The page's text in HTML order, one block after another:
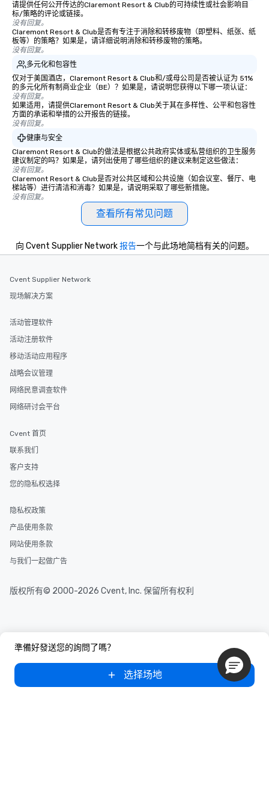
请提供任何公开传达的Claremont Resort & Club的可持续性或社会影响目
标/策略的评论或链接。
没有回复。
Claremont Resort & Club是否有专注于消除和转移废物（即塑料、纸张、纸
板等）的策略？如果是，请详细说明消除和转移废物的策略。
没有回复。
多元化和包容性
仅对于美国酒店，Claremont Resort & Club和/或母公司是否被认证为 51%
的多元化所有制商业企业（BE）？如果是，请说明您获得以下哪一项认证：
没有回复。
如果适用，请提供Claremont Resort & Club关于其在多样性、公平和包容性
方面的承诺和举措的公开报告的链接。
没有回复。
健康与安全
Claremont Resort & Club的做法是根据公共政府实体或私营组织的卫生服务
建议制定的吗？如果是，请列出使用了哪些组织的建议来制定这些做法：
没有回复。
Claremont Resort & Club是否对公共区域和公共设施（如会议室、餐厅、电
梯站等）进行清洁和消毒？如果是，请说明采取了哪些新措施。
没有回复。
查看所有常见问题
準備好發送您的詢問了嗎？
选择场地
向 Cvent Supplier Network报告一个与此场地简档有关的问题。
Cvent Supplier Network
现场解决方案
活动管理软件
活动注册软件
移动活动应用程序
战略会议管理
网络民意调查软件
网络研讨会平台
Cvent 首页
联系我们
客户支持
您的隐私权选择
隐私权政策
产品使用条款
网站使用条款
与我们一起做广告
版权所有© 2000-2026 Cvent, Inc. 保留所有权利